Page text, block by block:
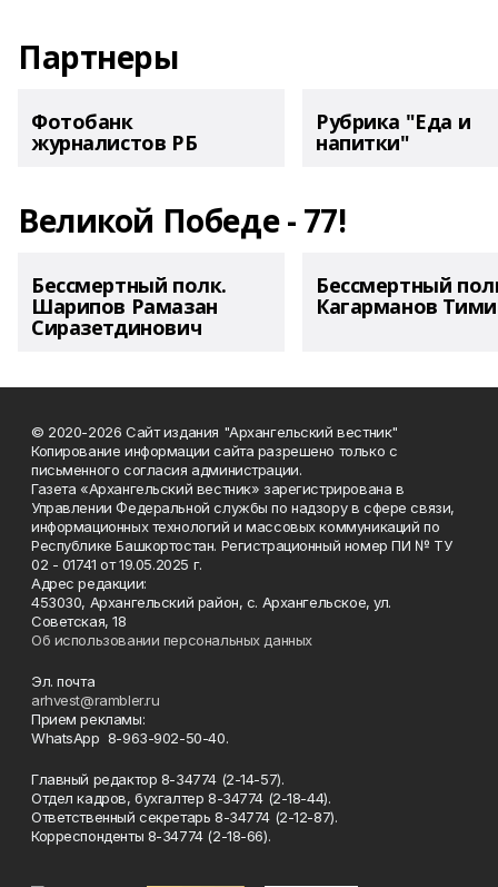
Партнеры
Фотобанк
журналистов РБ
Рубрика "Еда и
напитки"
Великой Победе - 77!
Бессмертный полк.
Шарипов Рамазан
Сиразетдинович
Бессмертный
Кагарманов
© 2020-2026 Сайт издания "Архангельский вестник"
Копирование информации сайта разрешено только с
письменного согласия администрации.
Газета «Архангельский вестник» зарегистрирована в
Управлении Федеральной службы по надзору в сфере связи,
информационных технологий и массовых коммуникаций по
Республике Башкортостан. Регистрационный номер ПИ № ТУ
02 - 01741 от 19.05.2025 г.
Адрес редакции:
453030, Архангельский район, с. Архангельское, ул.
Советская, 18
Об использовании персональных данных
Эл. почта
arhvest@rambler.ru
Прием рекламы:
WhatsApp 8-963-902-50-40.
Главный редактор 8-34774 (2-14-57).
Отдел кадров, бухгалтер 8-34774 (2-18-44).
Ответственный секретарь 8-34774 (2-12-87).
Корреспонденты 8-34774 (2-18-66).